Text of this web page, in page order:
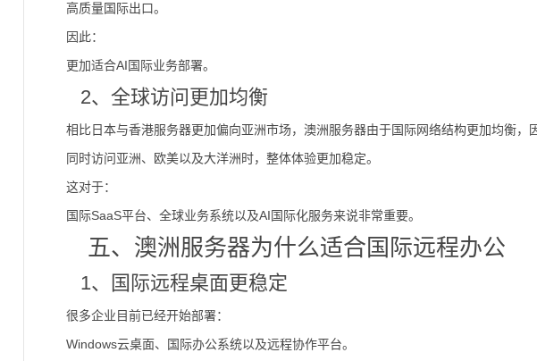
高质量国际出口。
因此：
更加适合AI国际业务部署。
2、全球访问更加均衡
相比日本与香港服务器更加偏向亚洲市场，澳洲服务器由于国际网络结构更加均衡，
同时访问亚洲、欧美以及大洋洲时，整体体验更加稳定。
这对于：
国际SaaS平台、全球业务系统以及AI国际化服务来说非常重要。
五、澳洲服务器为什么适合国际远程办公
1、国际远程桌面更稳定
很多企业目前已经开始部署：
Windows云桌面、国际办公系统以及远程协作平台。